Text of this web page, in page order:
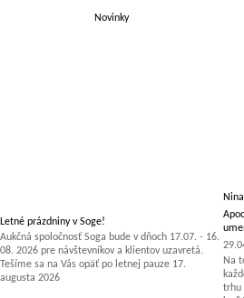
Novinky
Letné prázdniny v Soge!
Aukčná spoločnosť Soga bude v dňoch 17.07. - 16.
08. 2026 pre návštevníkov a klientov uzavretá.
Tešíme sa na Vás opäť po letnej pauze 17.
augusta 2026
Na
trhu